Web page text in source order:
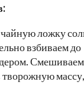
ложку
взбиваем до
Смешиваем
творожную массу,